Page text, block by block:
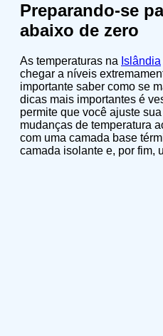
Preparando-se
abaixo de zero
As temperaturas na Islândia
chegar a níveis
importante saber como se
dicas mais importantes é
permite que você ajuste
mudanças de temperatura
com uma camada base
camada isolante e, por fim,